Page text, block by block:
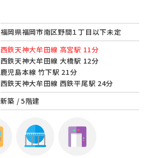
福岡県福岡市南区野間１丁目以下未定
西鉄天神大牟田線 高宮駅 11分
西鉄天神大牟田線 大橋駅 12分
鹿児島本線 竹下駅 21分
西鉄天神大牟田線 西鉄平尾駅 24分
新築 / 5階建